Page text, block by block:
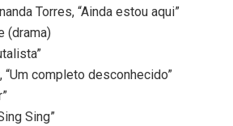
Torres, “Ainda estou aqui”
(drama)
“Um completo desconhecido”
Sing”